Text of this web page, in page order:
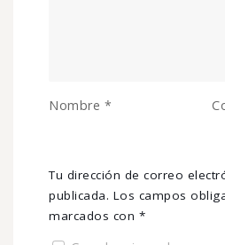
Tu dirección de correo
publicada. Los campos
marcados con *
Nombre *